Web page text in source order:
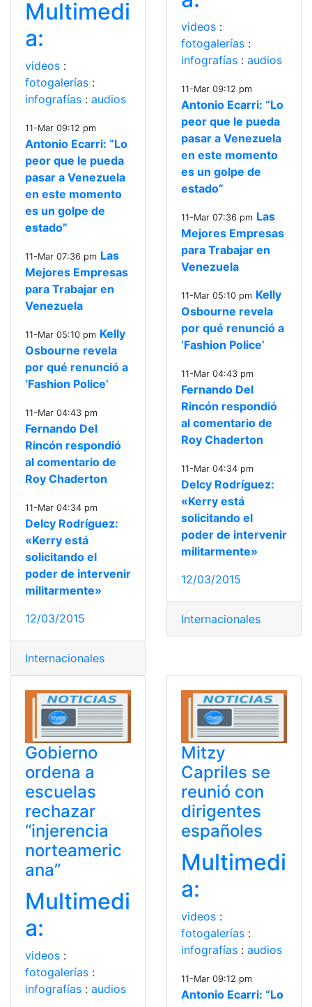
Multimedi
a:
videos :
fotogalerías :
infografías : audios
11-Mar 09:12 pm
Antonio Ecarri: “Lo
peor que le pueda
pasar a Venezuela
en este momento
es un golpe de
estado”
11-Mar 07:36 pm Las
Mejores Empresas
para Trabajar en
Venezuela
11-Mar 05:10 pm Kelly
Osbourne revela
por qué renunció a
‘Fashion Police’
11-Mar 04:43 pm
Fernando Del
Rincón respondió
al comentario de
Roy Chaderton
11-Mar 04:34 pm
Delcy Rodríguez:
«Kerry está
solicitando el
poder de intervenir
militarmente»
12/03/2015
Internacionales
videos :
fotogalerías :
infografías : audios
11-Mar 09:12 pm
Antonio Ecarri: “Lo
peor que le pueda
pasar a Venezuela
en este momento
es un golpe de
estado”
11-Mar 07:36 pm Las
Mejores Empresas
para Trabajar en
Venezuela
11-Mar 05:10 pm Kelly
Osbourne revela
por qué renunció a
‘Fashion Police’
11-Mar 04:43 pm
Fernando Del
Rincón respondió
al comentario de
Roy Chaderton
11-Mar 04:34 pm
Delcy Rodríguez:
«Kerry está
solicitando el
poder de intervenir
militarmente»
12/03/2015
Internacionales
Gobierno
ordena a
escuelas
rechazar
“injerencia
norteameric
ana”
Multimedi
a:
videos :
fotogalerías :
infografías : audios
Mitzy
Capriles se
reunió con
dirigentes
españoles
Multimedi
a:
videos :
fotogalerías :
infografías : audios
11-Mar 09:12 pm
Antonio Ecarri: “Lo